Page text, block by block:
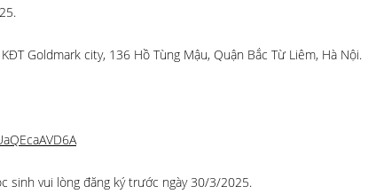
Goldmark city, 136 Hồ Tùng Mậu, Quận Bắc Từ Liêm, Hà Nội.
sinh vui lòng đăng ký trước ngày 30/3/2025.